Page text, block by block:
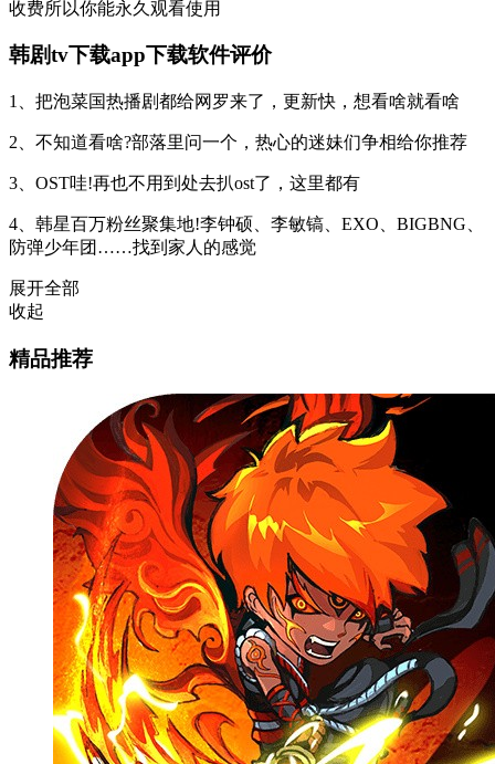
收费所以你能永久观看使用
韩剧tv下载app下载软件评价
1、把泡菜国热播剧都给网罗来了，更新快，想看啥就看啥
2、不知道看啥?部落里问一个，热心的迷妹们争相给你推荐
3、OST哇!再也不用到处去扒ost了，这里都有
4、韩星百万粉丝聚集地!李钟硕、李敏镐、EXO、BIGBNG、
防弹少年团……找到家人的感觉
展开全部
收起
精品推荐